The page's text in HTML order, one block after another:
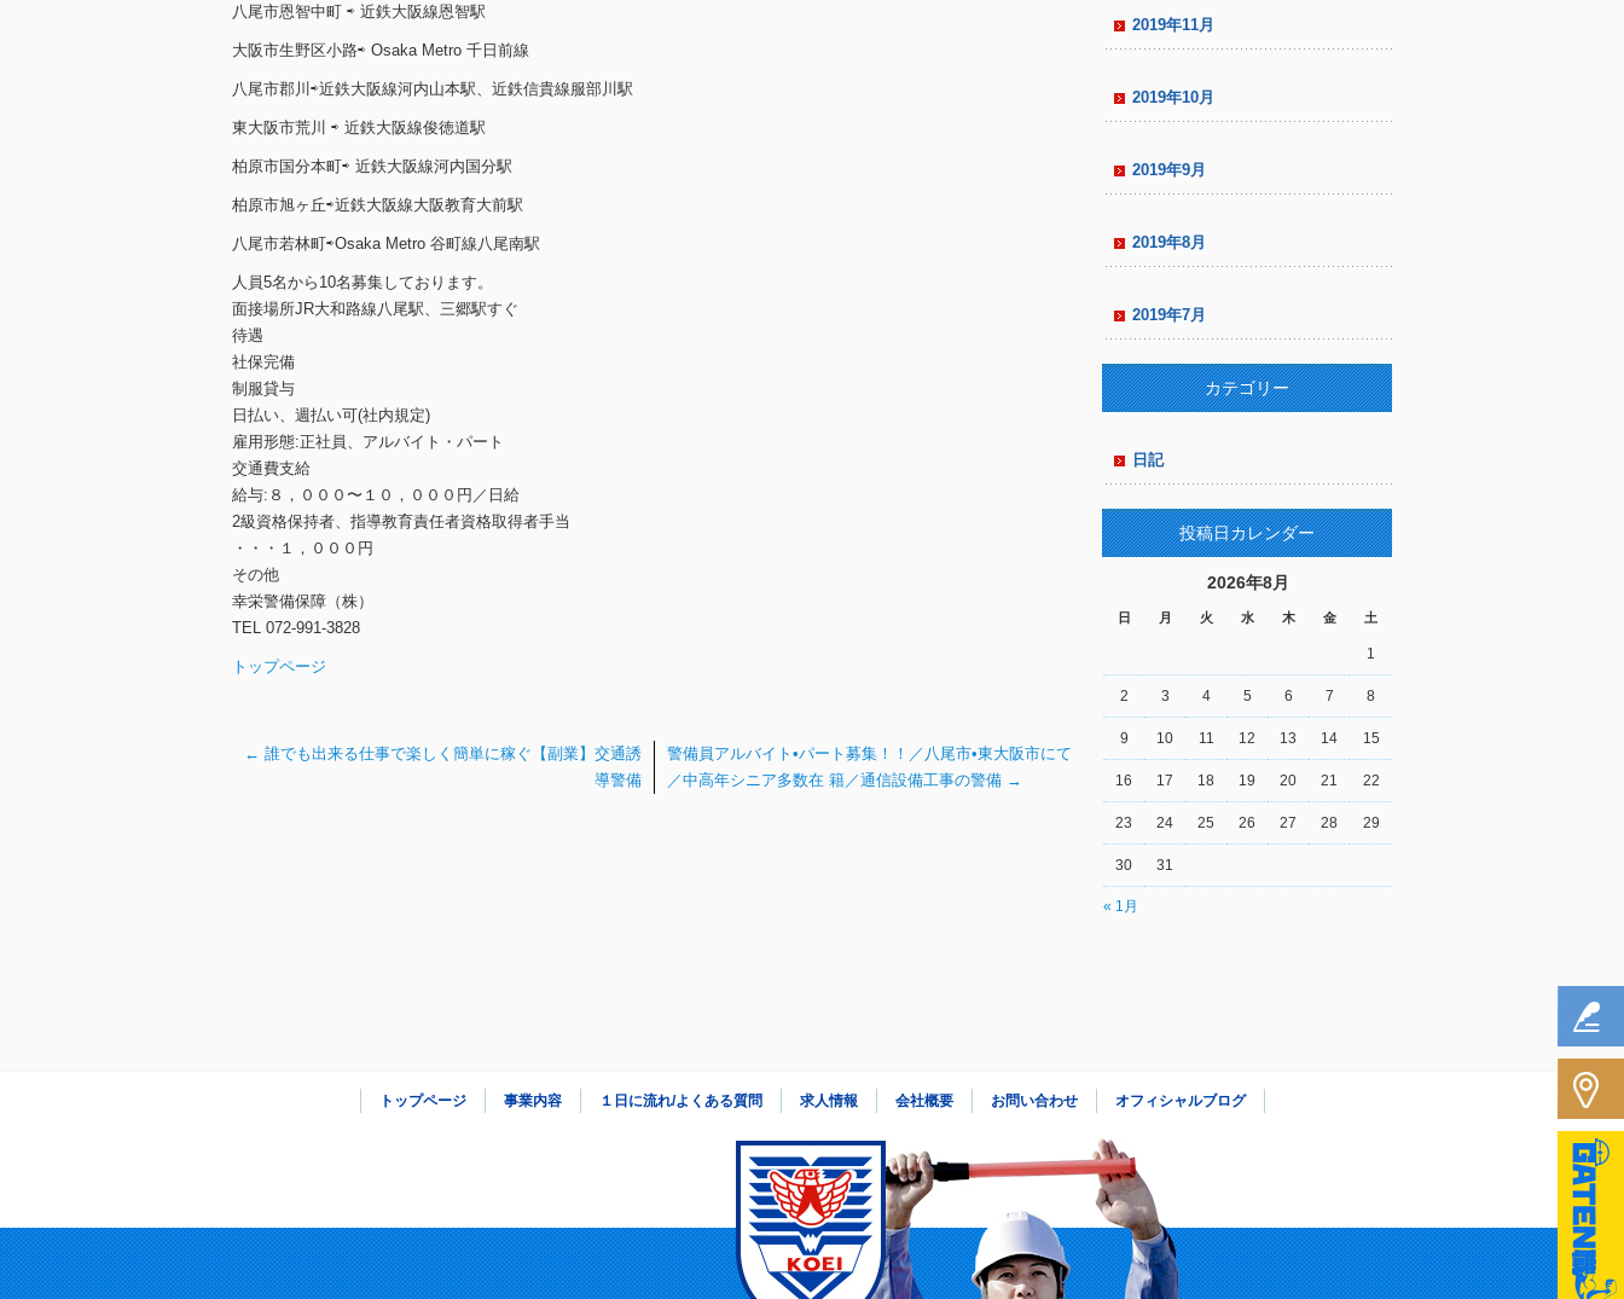
八尾市恩智中町 ⇨ 近鉄大阪線恩智駅
大阪市生野区小路⇨ Osaka Metro 千日前線
八尾市郡川⇨近鉄大阪線河内山本駅、近鉄信貴線服部川駅
東大阪市荒川 ⇨ 近鉄大阪線俊徳道駅
柏原市国分本町⇨ 近鉄大阪線河内国分駅
柏原市旭ヶ丘⇨近鉄大阪線大阪教育大前駅
八尾市若林町⇨Osaka Metro 谷町線八尾南駅
人員5名から10名募集しております。
面接場所JR大和路線八尾駅、三郷駅すぐ
待遇
社保完備
制服貸与
日払い、週払い可(社内規定)
雇用形態:正社員、アルバイト・パート
交通費支給
給与:８，０００〜１０，０００円／日給
2級資格保持者、指導教育責任者資格取得者手当
・・・１，０００円
その他
幸栄警備保障（株）
TEL 072-991-3828
トップページ
← 誰でも出来る仕事で楽しく簡単に稼ぐ【副業】交通誘
導警備
警備員アルバイト•パート募集！！／八尾市•東大阪市にて
／中高年シニア多数在 籍／通信設備工事の警備 →
2019年11月
2019年10月
2019年9月
2019年8月
2019年7月
カテゴリー
日記
投稿日カレンダー
2026年8月
日 月 火 水 木 金 土
« 1月
1
2 3 4 5 6 7 8
9 10 11 12 13 14 15
16 17 18 19 20 21 22
23 24 25 26 27 28 29
30 31
トップページ 事業内容 １日に流れ/よくある質問 求人情報 会社概要 お問い合わせ オフィシャルブログ